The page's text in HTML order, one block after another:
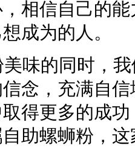
相信自己的
成为的人。
味的同时，
念，充满自
得更多的成
助螺蛳粉，